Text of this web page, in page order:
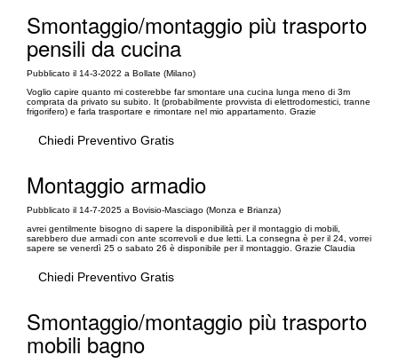
Smontaggio/montaggio più trasporto
pensili da cucina
Pubblicato il 14-3-2022 a Bollate (Milano)
Voglio capire quanto mi costerebbe far smontare una cucina lunga meno di 3m
comprata da privato su subito. It (probabilmente provvista di elettrodomestici, tranne
frigorifero) e farla trasportare e rimontare nel mio appartamento. Grazie
Chiedi Preventivo Gratis
Montaggio armadio
Pubblicato il 14-7-2025 a Bovisio-Masciago (Monza e Brianza)
avrei gentilmente bisogno di sapere la disponibilità per il montaggio di mobili,
sarebbero due armadi con ante scorrevoli e due letti. La consegna è per il 24, vorrei
sapere se venerdì 25 o sabato 26 è disponibile per il montaggio. Grazie Claudia
Chiedi Preventivo Gratis
Smontaggio/montaggio più trasporto
mobili bagno